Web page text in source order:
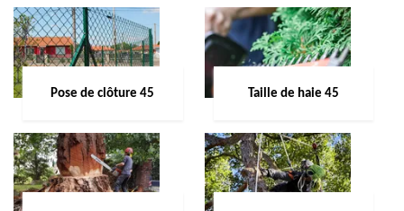
Pose de clôture 45 Taille de haie 45